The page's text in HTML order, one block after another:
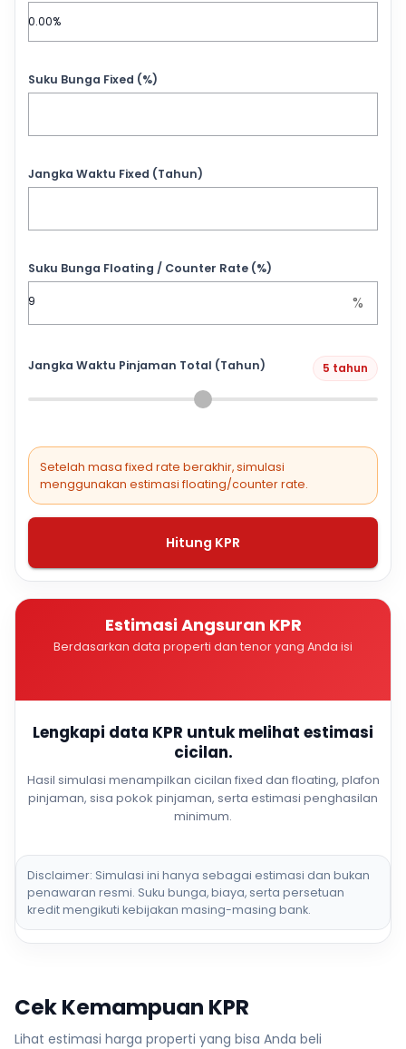
Suku Bunga Fixed (%)
Jangka Waktu Fixed (Tahun)
Suku Bunga Floating / Counter Rate (%)
%
Jangka Waktu Pinjaman Total (Tahun) 5 tahun
Setelah masa fixed rate berakhir, simulasi
menggunakan estimasi floating/counter rate.
Hitung KPR
Estimasi Angsuran KPR
Berdasarkan data properti dan tenor yang Anda isi
Lengkapi data KPR untuk melihat estimasi
cicilan.
Hasil simulasi menampilkan cicilan fixed dan floating, plafon
pinjaman, sisa pokok pinjaman, serta estimasi penghasilan
minimum.
Disclaimer: Simulasi ini hanya sebagai estimasi dan bukan
penawaran resmi. Suku bunga, biaya, serta persetuan
kredit mengikuti kebijakan masing-masing bank.
Cek Kemampuan KPR
Lihat estimasi harga properti yang bisa Anda beli